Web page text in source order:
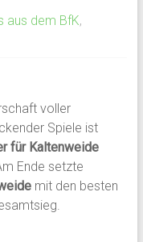
aus dem BfK,
voller
Spiele ist
für Kaltenweide
Ende setzte
mit den besten